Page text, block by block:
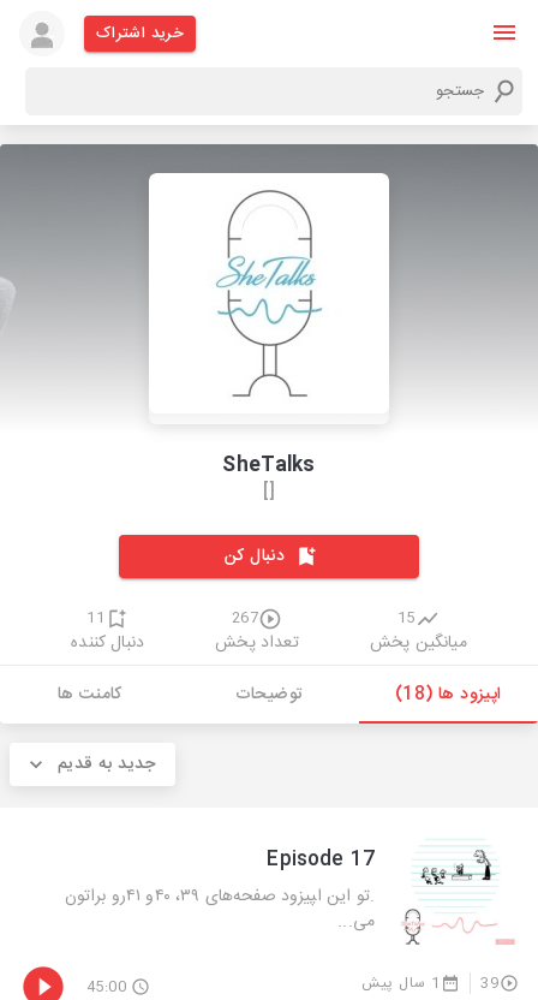
خرید اشتراک
SheTalks
[]
دنبال کن
15
میانگین پخش
267
تعداد پخش
11
دنبال کننده
اپیزود ها (18)
توضیحات کامنت ها
جدید به قدیم
Episode 17
.تو این ا‍پیزود صفحه‌های ۳۹، ۴۰و ۴۱رو براتون
می‌...
39 1 سال پیش 45:00